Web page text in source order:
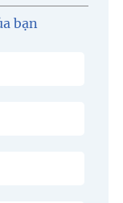
bạn